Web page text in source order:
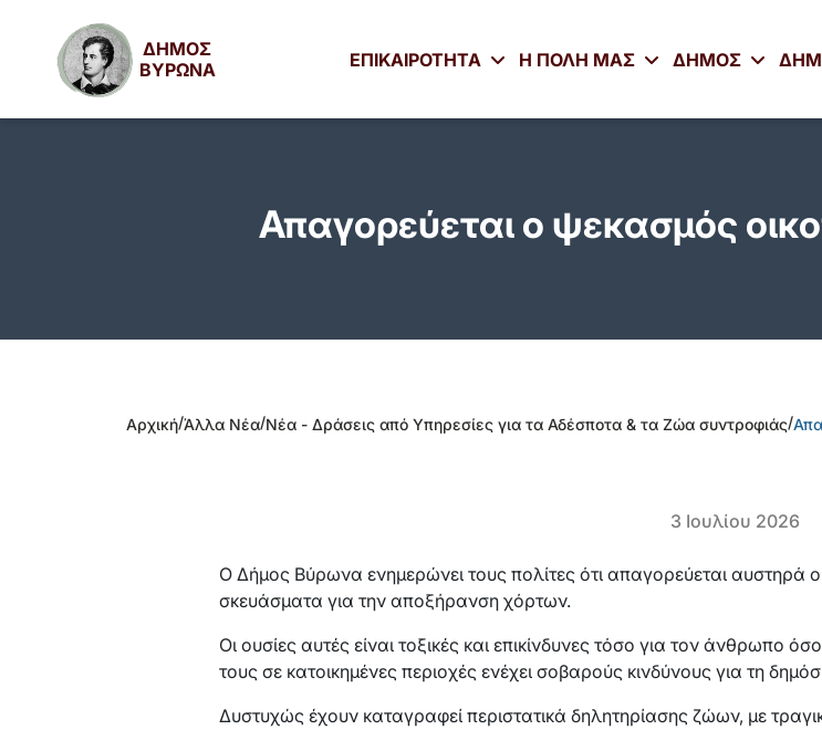
ΔΗΜΟΣ
ΒΥΡΩΝΑ
ΕΠΙΚΑΙΡΟΤΗΤΑ Η ΠΟΛΗ ΜΑΣ ΔΗΜΟΣ
Απαγορεύεται ο ψεκασμός
Αρχική/Άλλα Νέα/Νέα - Δράσεις από Υπηρεσίες για τα Αδέσποτα & τα Ζώα συντροφιάς/
3 Ιουλίου 2026
Ο Δήμος Βύρωνα ενημερώνει τους πολίτες ότι απαγορεύεται αυστηρά
σκευάσματα για την αποξήρανση χόρτων.
Οι ουσίες αυτές είναι τοξικές και επικίνδυνες τόσο για τον άνθρωπο
τους σε κατοικημένες περιοχές ενέχει σοβαρούς κινδύνους για τη
Δυστυχώς έχουν καταγραφεί περιστατικά δηλητηρίασης ζώων, με